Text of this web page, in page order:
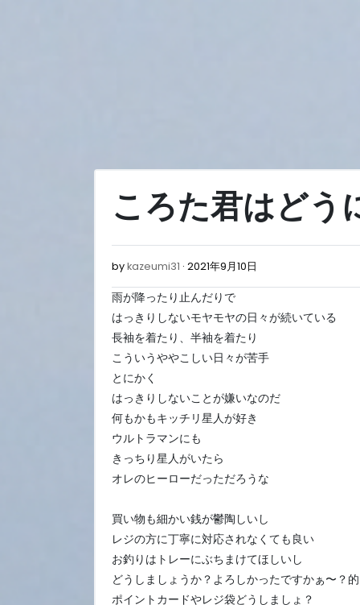
ころた君はどう
bykazeumi31 2021年9月10日
月
雨が降ったり止んだりで
はっきりしないモヤモヤの日々が続いている
長袖を着たり、半袖を着たり
こういうややこしい日々が苦手
とにかく
はっきりしないことが嫌いなのだ
何もかもキッチリ星人が好き
ウルトラマンにも
きっちり星人がいたら
オレのヒーローだっただろうな
買い物も細かい銭が鬱陶しいし
レジの方に丁寧に対応されなくても良い
お釣りはトレーにぶちまけてほしいし
どうしましょうか？よろしかったですかぁ〜？
ポイントカードやレジ袋どうしましょ？